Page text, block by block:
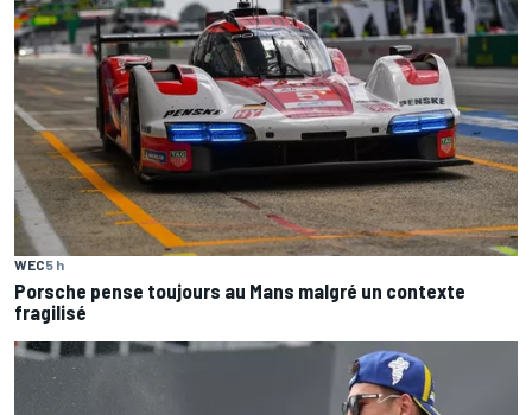
WEC5 h
Porsche pense toujours au Mans malgré un contexte
fragilisé